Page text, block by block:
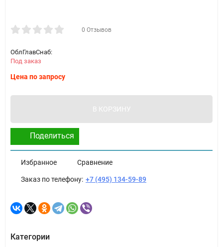
0 Отзывов
ОблГлавСнаб:
Под заказ
Цена по запросу
В КОРЗИНУ
Поделиться
Избранное Сравнение
Заказ по телефону: +7 (495) 134-59-89
Категории